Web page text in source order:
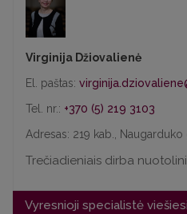
Virginija Džiovalienė
El. paštas:
Tel. nr.: +370 (5) 219 3103
Adresas: 219 kab., Naugarduko
Trečiadieniais dirba
Vyresnioji specialistė